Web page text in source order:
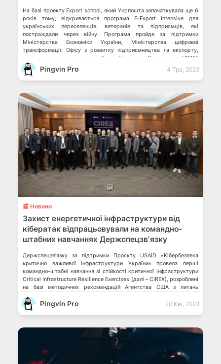
На базі проекту Export school, який Укрпошта започаткувала ще 6
років тому, відкривається програма E-Export Intensive для
українських переселенців, ветеранів та підприємців, які
постраждали через війну. Програма пройде за підтримки
Міністерства Економіки України, Міністерства цифрової
трансформації, Офісу з розвитку підприємництва та експорту,
національного проєкту «Дія. Бізнес», Програми USAID
«Конкурентоспроможна економіка України», компаній Payoneer та
Disqover […]
Pingvin Pro 4 Тра, 2023
💬
📰 Новини
Захист енергетичної інфраструктури від
кібератак відпрацьовували на командно-
штабних навчаннях Держспецзвʼязку
Держспецзвʼязку за підтримки Проєкту USAID «Кібербезпека
критично важливої інфраструктури України» провела перші
командно-штабні навчання зі стійкості критичної інфраструктури
Critical Infrastructure Resilience Exercises (далі – CIREX), розроблені
на базі методичних рекомендацій Агентства США з питань
спеціальній Платформі допоможуть захистити персональні дані
українців Піратські програми – відкриті для хакерів […]
Pingvin Pro 20 Кві, 2023